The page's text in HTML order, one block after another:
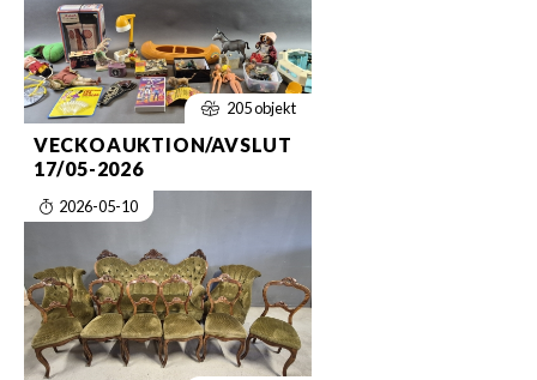
205 objekt
VECKOAUKTION/AVSLUT
17/05-2026
2026-05-10